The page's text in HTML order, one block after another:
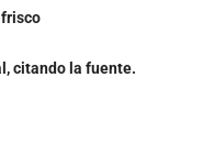
citando la fuente.